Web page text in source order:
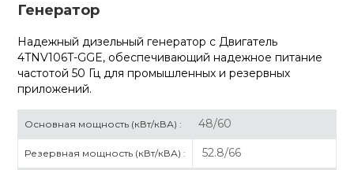
Генератор
Надежный дизельный генератор с Двигатель
4TNV106T-GGE, обеспечивающий надежное питание
частотой 50 Гц для промышленных и резервных
приложений.
Основная мощность (кВт/кВА) : 48/60
Резервная мощность (кВт/кВА) : 52.8/66